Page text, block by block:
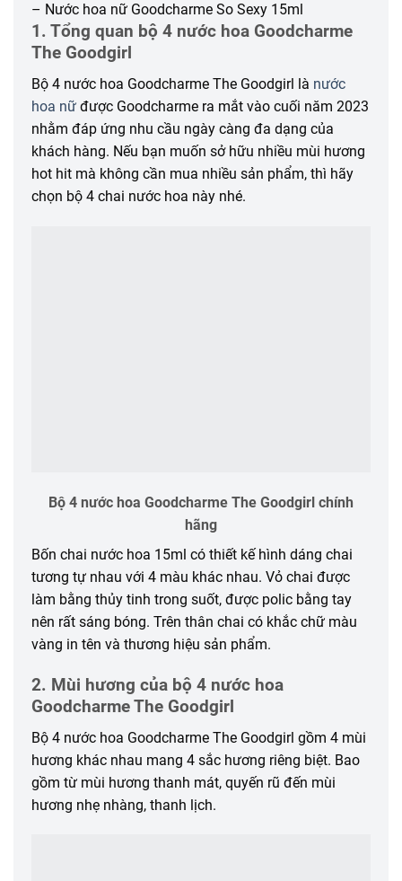
– Nước hoa nữ Goodcharme So Sexy 15ml
1. Tổng quan bộ 4 nước hoa Goodcharme
The Goodgirl
Bộ 4 nước hoa Goodcharme The Goodgirl là nước
hoa nữ được Goodcharme ra mắt vào cuối năm 2023
nhằm đáp ứng nhu cầu ngày càng đa dạng của
khách hàng. Nếu bạn muốn sở hữu nhiều mùi hương
hot hit mà không cần mua nhiều sản phẩm, thì hãy
chọn bộ 4 chai nước hoa này nhé.
Bộ 4 nước hoa Goodcharme The Goodgirl chính
hãng
Bốn chai nước hoa 15ml có thiết kế hình dáng chai
tương tự nhau với 4 màu khác nhau. Vỏ chai được
làm bằng thủy tinh trong suốt, được polic bằng tay
nên rất sáng bóng. Trên thân chai có khắc chữ màu
vàng in tên và thương hiệu sản phẩm.
2. Mùi hương của bộ 4 nước hoa
Goodcharme The Goodgirl
Bộ 4 nước hoa Goodcharme The Goodgirl gồm 4 mùi
hương khác nhau mang 4 sắc hương riêng biệt. Bao
gồm từ mùi hương thanh mát, quyến rũ đến mùi
hương nhẹ nhàng, thanh lịch.